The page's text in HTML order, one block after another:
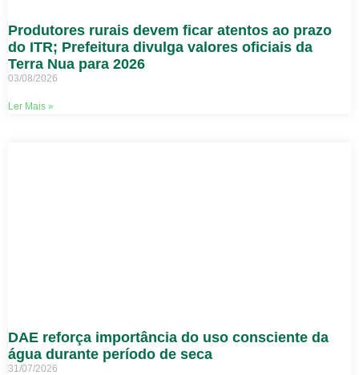
Produtores rurais devem ficar atentos ao prazo
do ITR; Prefeitura divulga valores oficiais da
Terra Nua para 2026
03/08/2026
Ler Mais »
DAE reforça importância do uso consciente da
água durante período de seca
31/07/2026